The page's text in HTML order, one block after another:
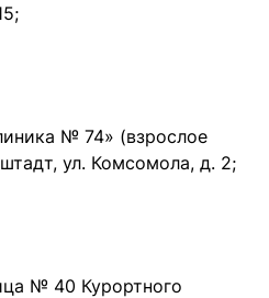
№ 74» (взрослое
ул. Комсомола, д. 2;
№ 40 Курортного